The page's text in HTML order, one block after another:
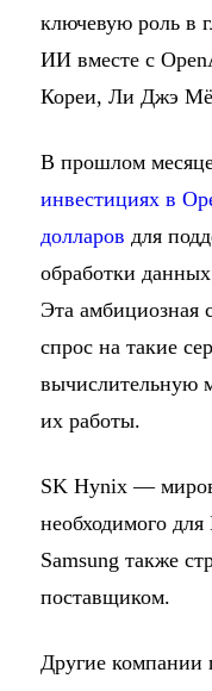
ключевую роль в
ИИ вместе с
Кореи, Ли Джэ
В прошлом
инвестициях в
долларов для
обработки
Эта амбициозная
спрос на такие
вычислительную
их работы.
SK Hynix —
необходимого
Samsung также
поставщиком.
Другие компании